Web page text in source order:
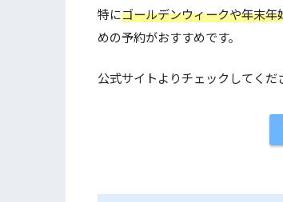
特にゴールデンウィークや年末
めの予約がおすすめです。
公式サイトよりチェックしてくだ